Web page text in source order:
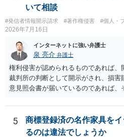
り、公開中のサイトへリンクしたりす
様、掲載目的、態様、必要性、本人の
める方向の事情となりますが、自動的
りません。 まず、見積書、メール、
を確認したうえで、「提供素材及びこ
を許諾しない」と書面で明確に通知す
掲載された場合は、URL、掲載日時、
その説明に必要な従たる資料であるこ
れ、必要な範囲に限られていることな
材として図そのものを中心的に掲載す
でしょう。 文章についても、単に所
とは限りません。医学上の事実を理解
成でまとめる必要があります。 安全
図をトレース・模写した部分は掲載せ
に、自分で構図や表現を工夫して作図
た、改変・SNS掲載が認められたオー
件に従って使う方法もあります。ト
自分だけの学習用にとどめるのが安全
いて相談
#発信者情報開示請求 #著作権侵害 #個人・
2026年7月16日
インターネットに強い弁護士
泉 亮介 弁護士
権利侵害が認められるものであれば、
裁判所の判断として開示がされ、損害
意見照会書が届いているのであれば
いかと思われます。
5
商標登録済の名作家具を
るのは違法でしょうか